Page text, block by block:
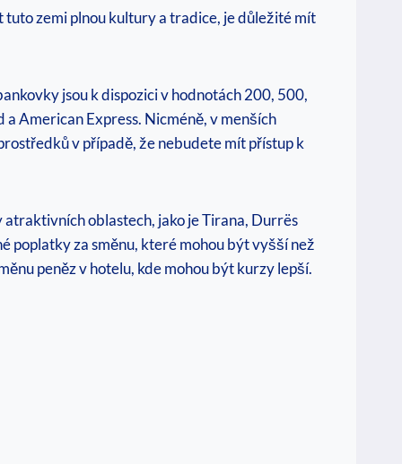
zemi plnou kultury ⁢a⁤ tradice, je důležité mít
jsou k ‌dispozici v hodnotách 200, 500,
American Express. Nicméně, v menších
v případě, že nebudete ​mít‍ přístup ‍k
oblastech, jako je Tirana, Durrës
poplatky‍ za ⁤směnu, které mohou být ‌vyšší ⁢než
peněz v ‍hotelu, kde mohou ⁣být ‍kurzy⁤ lepší.